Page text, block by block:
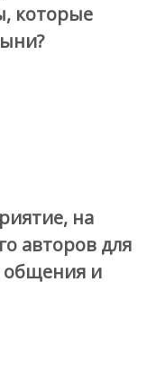
которые
на
авторов для
общения и